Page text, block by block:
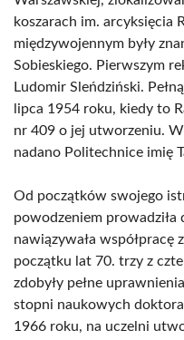
koszarach im. arcyksięcia
międzywojennym były
Sobieskiego. Pierwszym
Ludomir Sleńdziński.
lipca 1954 roku, kiedy to
nr 409 o jej utworzeniu.
nadano Politechnice imię
Od początków swojego
powodzeniem prowadziła
nawiązywała współpracę
początku lat 70. trzy z
zdobyły pełne
stopni naukowych
1966 roku, na uczelni